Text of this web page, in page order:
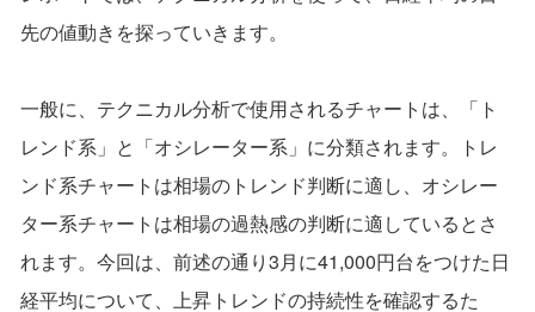
先の値動きを探っていきます。
一般に、テクニカル分析で使用されるチャートは、「ト
レンド系」と「オシレーター系」に分類されます。トレ
ンド系チャートは相場のトレンド判断に適し、オシレー
ター系チャートは相場の過熱感の判断に適しているとさ
れます。今回は、前述の通り3月に41,000円台をつけた日
経平均について、上昇トレンドの持続性を確認するた